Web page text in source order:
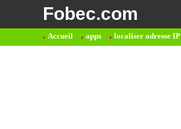
Fobec.com
Accueil apps localiser adresse IP